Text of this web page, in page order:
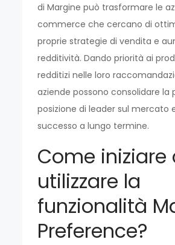
di Margine può trasformare le
commerce che cercano di
proprie strategie di vendita e
redditività. Dando priorità ai
redditizi nelle loro
aziende possono consolidare la
posizione di leader sul mercato
successo a lungo termine.
Come iniziare
utilizzare la
funzionalità
Preference?